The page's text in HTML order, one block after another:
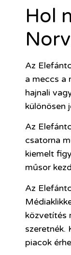
Hol
Az
a meccs a
hajnali
különösen
Az
csatorna
kiemelt
műsor
Az
közvetítés
szeretnék.
piacok